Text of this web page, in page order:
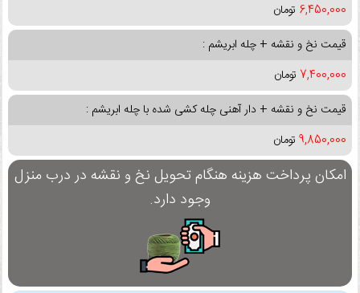
6,450,000 تومان
قیمت نخ و نقشه + چله ابریشم :
7,400,000 تومان
قیمت نخ و نقشه + دار آهنی چله کشی شده با چله ابریشم :
9,850,000 تومان
امکان پرداخت هزینه هنگام تحویل نخ و نقشه در درب منزل
وجود دارد.